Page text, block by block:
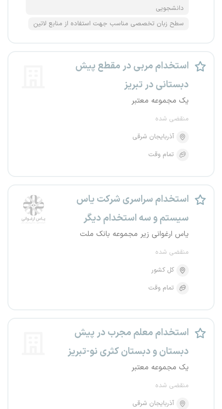
دانشجویی
سطح زبان تخصصی مناسب جهت استفاده از منابع لاتین
استخدام مربی در مقطع پیش
دبستانی در تبریز
یک مجموعه معتبر
منقضی شده
آذربایجان شرقی
تمام وقت
استخدام سراسری شرکت یاس
سیستم و سه استخدام دیگر
یاس ارغوانی زیر مجموعه بانک ملت
منقضی شده
کل کشور
تمام وقت
استخدام معلم مجرب در پیش
دبستان و دبستان کثری نو-تبریز
یک مجموعه معتبر
منقضی شده
آذربایجان شرقی